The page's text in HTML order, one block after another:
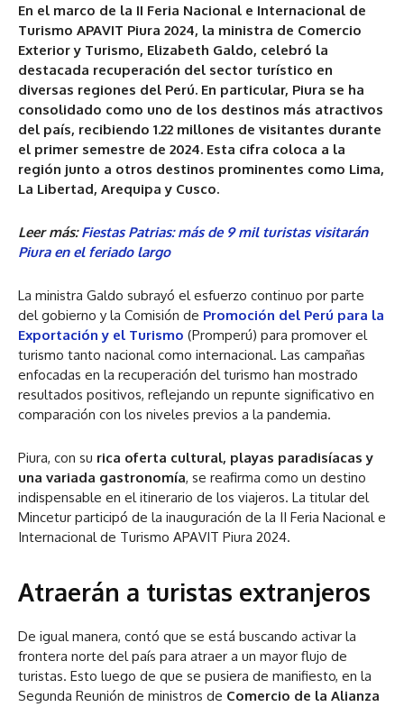
En el marco de la II Feria Nacional e Internacional de
Turismo APAVIT Piura 2024, la ministra de Comercio
Exterior y Turismo, Elizabeth Galdo, celebró la
destacada recuperación del sector turístico en
diversas regiones del Perú. En particular, Piura se ha
consolidado como uno de los destinos más atractivos
del país, recibiendo 1.22 millones de visitantes durante
el primer semestre de 2024. Esta cifra coloca a la
región junto a otros destinos prominentes como Lima,
La Libertad, Arequipa y Cusco.
Leer más:Fiestas Patrias: más de 9 mil turistas visitarán
Piura en el feriado largo
La ministra Galdo subrayó el esfuerzo continuo por parte
del gobierno y la Comisión de Promoción del Perú para la
Exportación y el Turismo (Promperú) para promover el
turismo tanto nacional como internacional. Las campañas
enfocadas en la recuperación del turismo han mostrado
resultados positivos, reflejando un repunte significativo en
comparación con los niveles previos a la pandemia.
Piura, con su rica oferta cultural, playas paradisíacas y
una variada gastronomía, se reafirma como un destino
indispensable en el itinerario de los viajeros. La titular del
Mincetur participó de la inauguración de la II Feria Nacional e
Internacional de Turismo APAVIT Piura 2024.
Atraerán a turistas extranjeros
De igual manera, contó que se está buscando activar la
frontera norte del país para atraer a un mayor flujo de
turistas. Esto luego de que se pusiera de manifiesto, en la
Segunda Reunión de ministros de Comercio de la Alianza